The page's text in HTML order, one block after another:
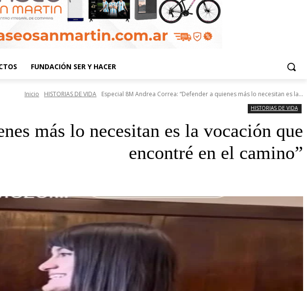
FUNDACIÓN SER Y HACER
Inicio HISTORIAS DE VIDA Especial 8M Andrea Correa: “Defender a quienes más lo necesitan es la...
HISTORIAS DE VIDA
más lo necesitan es la vocación que
encontré en el camino”